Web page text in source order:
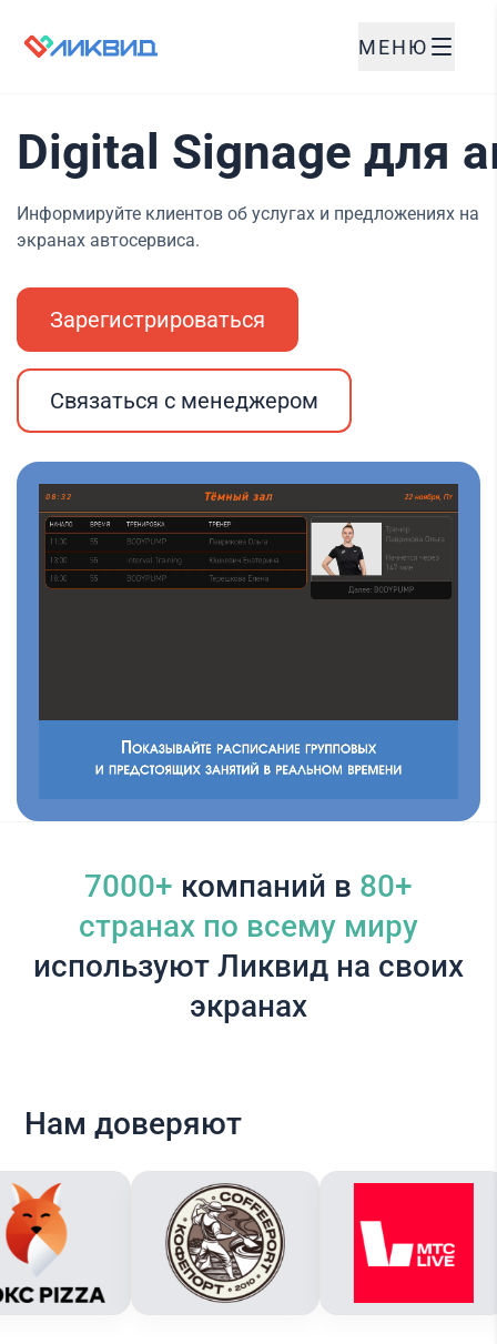
МЕНЮ
Digital Signage для
Информируйте клиентов об услугах и предложениях на
экранах автосервиса.
Зарегистрироваться
Связаться с менеджером
7000+ компаний в 80+
cтранах по всему миру
используют Ликвид на своих
экранах
Нам доверяют